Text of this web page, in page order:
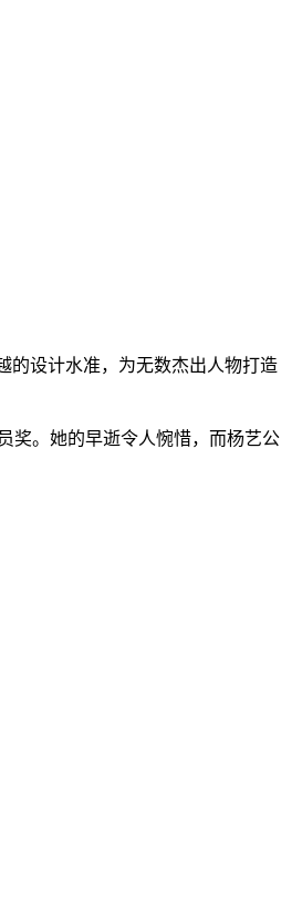
的设计水准，为无数杰出人物打造
奖。她的早逝令人惋惜，而杨艺公